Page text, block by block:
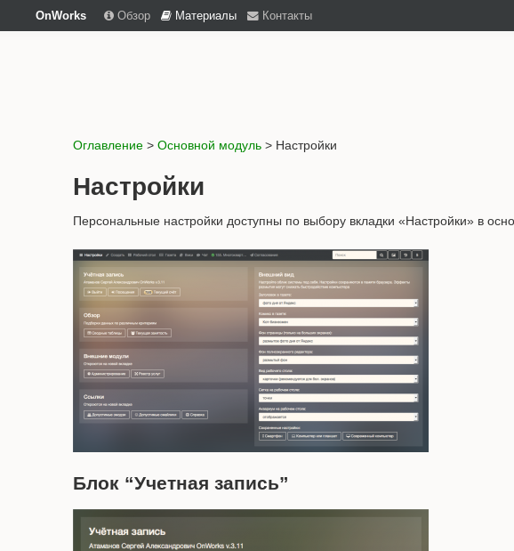
OnWorks Обзор Материалы Контакты
Оглавление > Основной модуль > Настройки
Настройки
Персональные настройки доступны по выбору вкладки «Настройки» в
Блок “Учетная запись”